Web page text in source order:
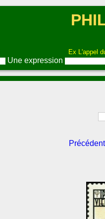
Ex L'appel
Une expression
Précédent